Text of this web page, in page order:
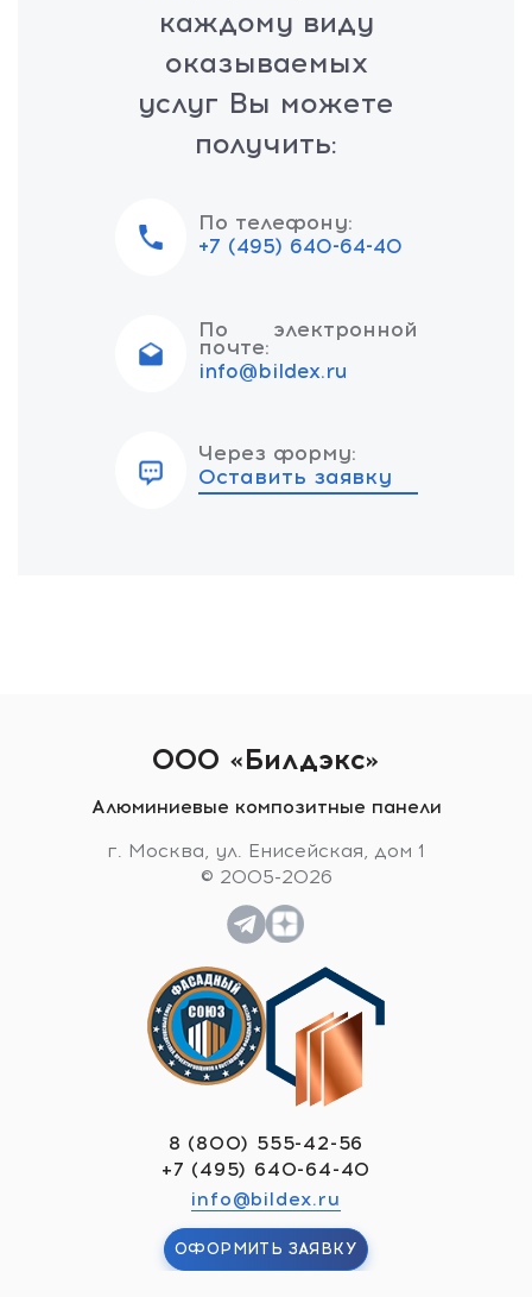
каждому виду
оказываемых
услуг Вы можете
получить:
По телефону:
+7 (495) 640-64-40
По электронной
почте:
info@bildex.ru
Через форму:
Оставить заявку
ООО «Билдэкс»
Алюминиевые композитные панели
г. Москва, ул. Енисейская, дом 1
© 2005-2026
8 (800) 555-42-56
+7 (495) 640-64-40
info@bildex.ru
ОФОРМИТЬ ЗАЯВКУ